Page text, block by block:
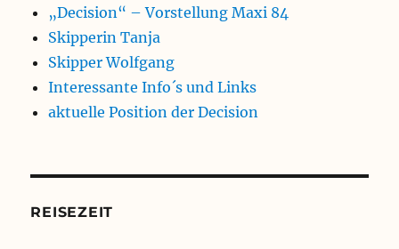
„Decision“ – Vorstellung Maxi 84
Skipperin Tanja
Skipper Wolfgang
Interessante Info´s und Links
aktuelle Position der Decision
REISEZEIT